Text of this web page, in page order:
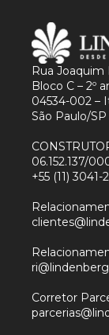
Rua Joaquim
Bloco C – 2º
04534-002 –
São Paulo/SP
06.152.137/
+55 (11) 3041-
Corretor